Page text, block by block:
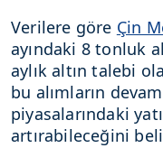
Verilere göre Çin
ayındaki 8 tonluk
aylık altın talebi
bu alımların
piyasalarındaki
artırabileceğini